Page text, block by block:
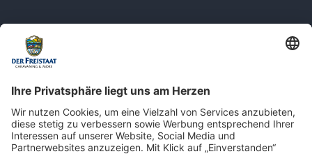
Newsletter: Jetzt auf
shop.derfreistaat.de anmelden und
einen 5€ Gutschein für unseren Online-
Shop erhalten!*